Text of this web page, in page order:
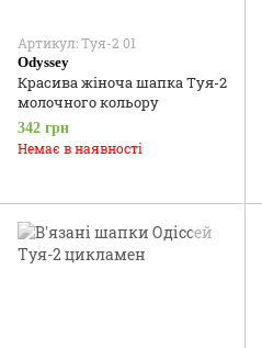
Артикул: Туя-2 01
Odyssey
Красива жіноча шапка Туя-2
молочного кольору
342 грн
Немає в наявності